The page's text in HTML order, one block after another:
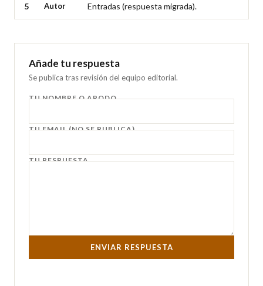
5 Autor Entradas (respuesta migrada).
Añade tu respuesta
Se publica tras revisión del equipo editorial.
TU NOMBRE O APODO
TU EMAIL (NO SE PUBLICA)
TU RESPUESTA
ENVIAR RESPUESTA